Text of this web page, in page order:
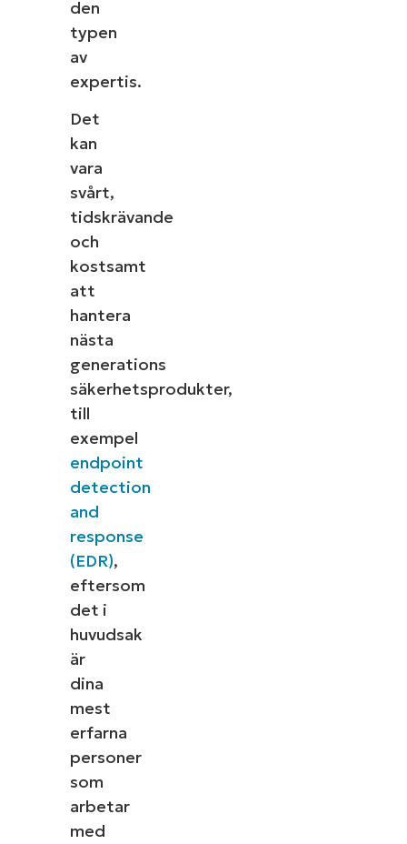
den
typen
av
expertis.
Det
kan
vara
svårt,
tidskrävande
och
kostsamt
att
hantera
nästa
generations
säkerhetsprodukter,
till
exempel
endpoint
detection
and
response
(EDR),
eftersom
det i
huvudsak
är
dina
mest
erfarna
personer
som
arbetar
med